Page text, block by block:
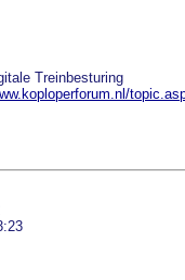
Treinbesturing